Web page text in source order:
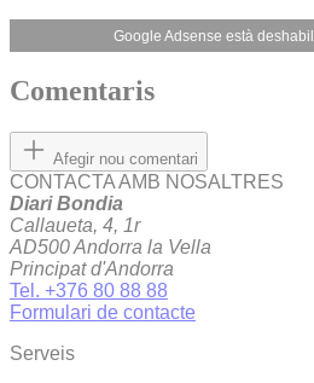
Google Adsense està
Comentaris
Afegir nou comentari
CONTACTA AMB NOSALTRES
Diari Bondia
Callaueta, 4, 1r
AD500 Andorra la Vella
Principat d'Andorra
Tel. +376 80 88 88
Formulari de contacte
Serveis